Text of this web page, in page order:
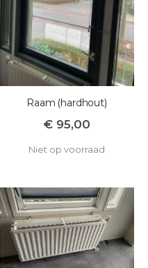
Raam (hardhout)
€ 95,00
Niet op voorraad